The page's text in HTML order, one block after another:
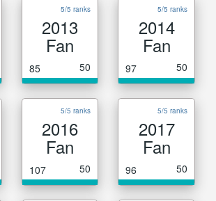
5/5 ranks
2013
Fan
85 50
5/5 ranks
2014
Fan
97 50
5/5 ranks
2016
Fan
107 50
5/5 ranks
2017
Fan
96 50